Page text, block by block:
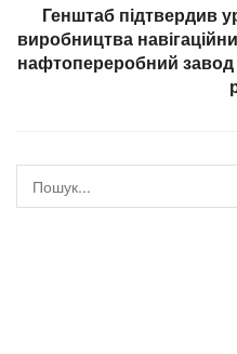
Генштаб підтвердив
виробництва
нафтопереробний завод